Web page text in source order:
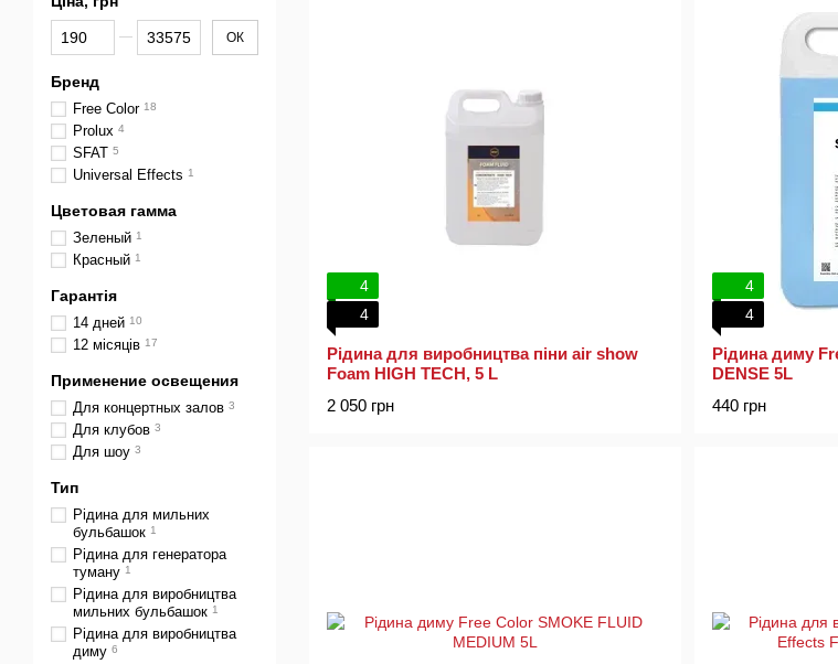
4
4
Рідина для виробництва піни air show
Foam HIGH TECH, 5 L
2 050 грн
4
4
Рідина диму
DENSE 5L
440 грн
Від Ціна, грн
До Ціна, грн ОК
Бренд
Free Color 18
Prolux 4
SFAT 5
Universal Effects 1
Цветовая гамма
Зеленый 1
Красный 1
Гарантія
14 дней 10
12 місяців 17
Применение освещения
Для концертных залов 3
Для клубов 3
Для шоу 3
Тип
Рідина для мильних
бульбашок 1
Рідина для генератора
туману 1
Рідина для виробництва
мильних бульбашок 1
Рідина для виробництва
диму 6